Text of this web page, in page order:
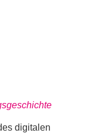
digitalen